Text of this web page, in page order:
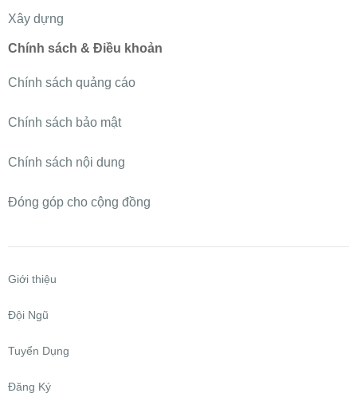
Xây dựng
Chính sách & Điều khoản
Chính sách quảng cáo
Chính sách bảo mật
Chính sách nội dung
Đóng góp cho cộng đồng
Giới thiệu
Đội Ngũ
Tuyển Dụng
Đăng Ký